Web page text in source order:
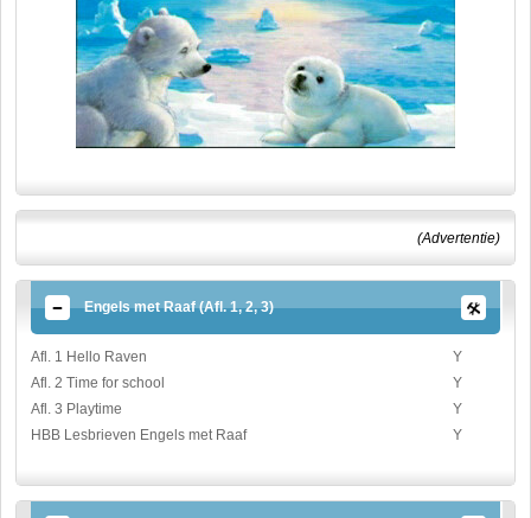
(Advertentie)
Engels met Raaf (Afl. 1, 2, 3)
Afl. 1 Hello Raven
Y
Afl. 2 Time for school
Y
Afl. 3 Playtime
Y
HBB Lesbrieven Engels met Raaf
Y